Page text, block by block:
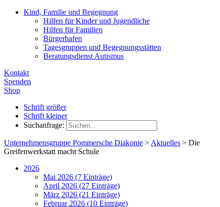
Kind, Familie und Begegnung
Hilfen für Kinder und Jugendliche
Hilfen für Familien
Bürgerhafen
Tagesgruppen und Begegnungsstätten
Beratungsdienst Autismus
Kontakt
Spenden
Shop
Schrift größer
Schrift kleiner
Suchanfrage:
Unternehmensgruppe Pommersche Diakonie > Aktuelles > Die
Greifenwerkstatt macht Schule
2026
Mai 2026 (7 Einträge)
April 2026 (27 Einträge)
März 2026 (21 Einträge)
Februar 2026 (10 Einträge)